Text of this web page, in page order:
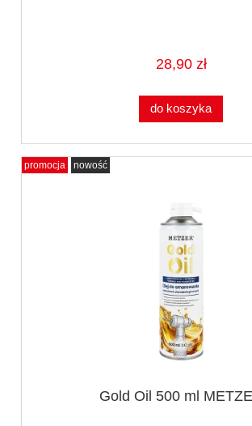
28,90 zł
do koszyka
Gold Oil 500 ml
promocja nowość